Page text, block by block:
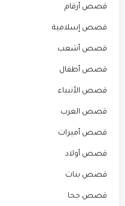
قصص أرقام
قصص إسلامية
قصص أشعب
قصص أطفال
قصص الأنبياء
قصص العرب
قصص أميرات
قصص أولاد
قصص بنات
قصص جحا